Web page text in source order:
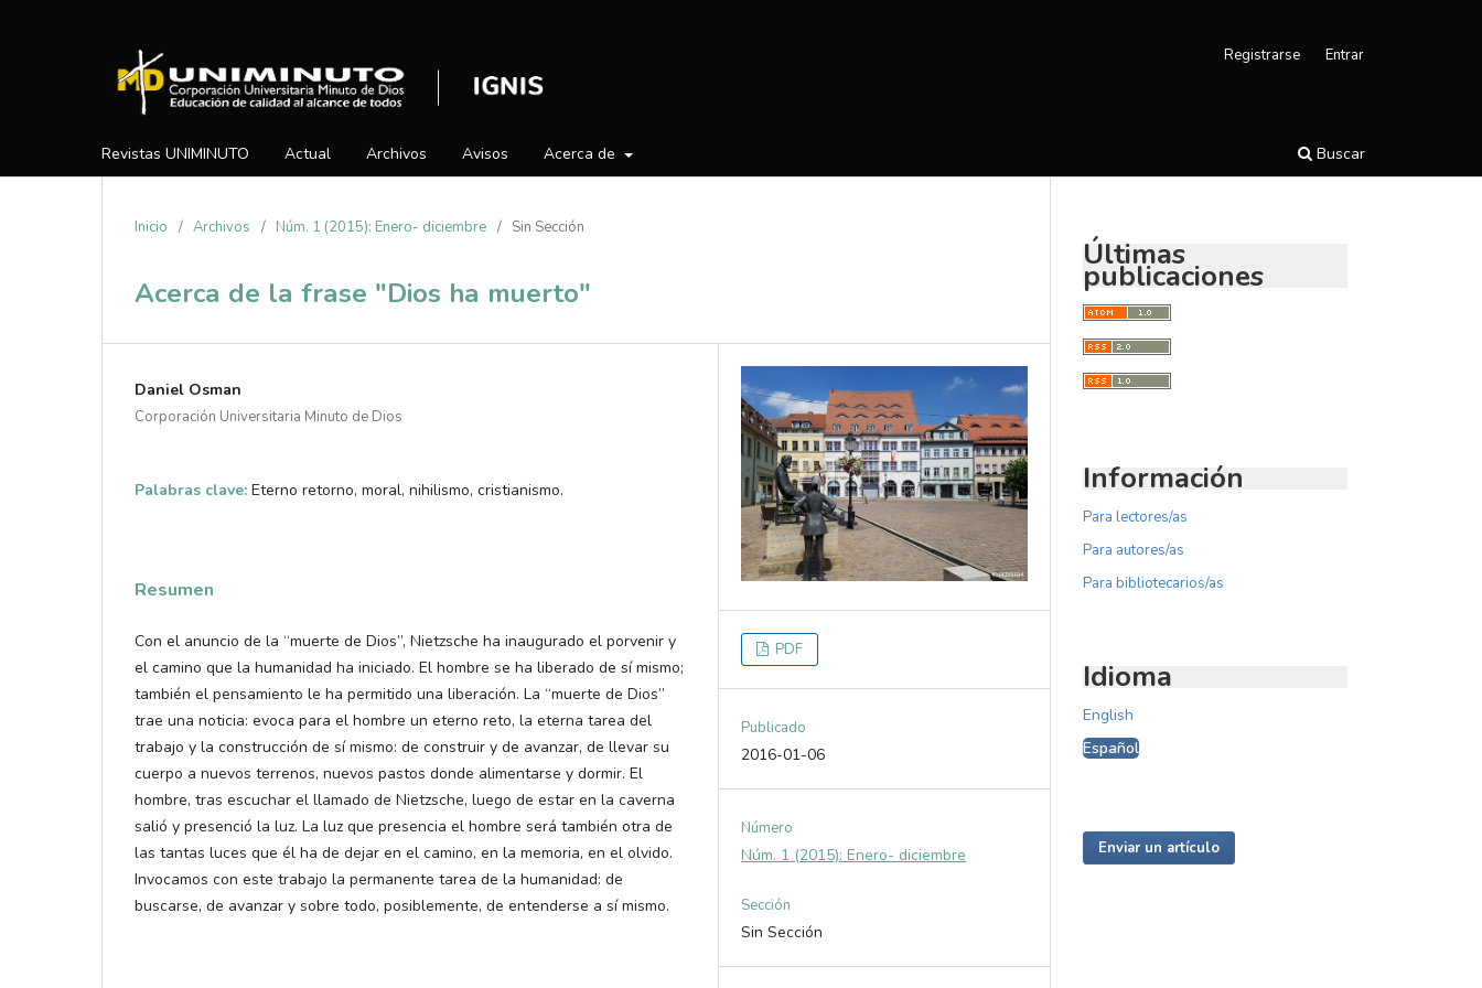
Revistas UNIMINUTO Actual Archivos Avisos Acerca de Buscar
Registrarse Entrar
Inicio / Archivos / Núm. 1 (2015): Enero- diciembre / Sin Sección
Acerca de la frase "Dios ha muerto"
Daniel Osman
Corporación Universitaria Minuto de Dios
Palabras clave: Eterno retorno, moral, nihilismo, cristianismo.
Resumen
Con el anuncio de la “muerte de Dios”, Nietzsche ha inaugurado el porvenir y
el camino que la humanidad ha iniciado. El hombre se ha liberado de sí mismo;
también el pensamiento le ha permitido una liberación. La “muerte de Dios”
trae una noticia: evoca para el hombre un eterno reto, la eterna tarea del
trabajo y la construcción de sí mismo: de construir y de avanzar, de llevar su
cuerpo a nuevos terrenos, nuevos pastos donde alimentarse y dormir. El
hombre, tras escuchar el llamado de Nietzsche, luego de estar en la caverna
salió y presenció la luz. La luz que presencia el hombre será también otra de
las tantas luces que él ha de dejar en el camino, en la memoria, en el olvido.
Invocamos con este trabajo la permanente tarea de la humanidad: de
buscarse, de avanzar y sobre todo, posiblemente, de entenderse a sí mismo.
PDF
Publicado
2016-01-06
Número
Núm. 1 (2015): Enero- diciembre
Sección
Sin Sección
Últimas
publicaciones
Información
Para lectores/as
Para autores/as
Para bibliotecarios/as
Idioma
English
Español
Enviar un artículo